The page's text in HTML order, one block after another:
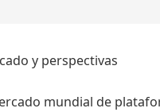
y perspectivas
mundial de